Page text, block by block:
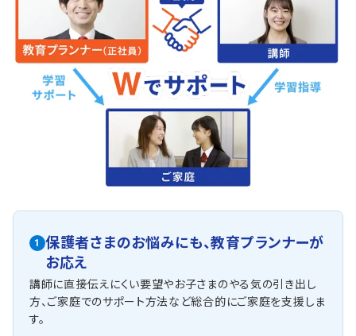
1 保護者さまのお悩みにも、教育プランナーが
お応え
講師に直接伝えにくい要望やお子さまのやる気の引き出し
方、ご家庭でのサポート方法など総合的にご家庭を支援しま
す。